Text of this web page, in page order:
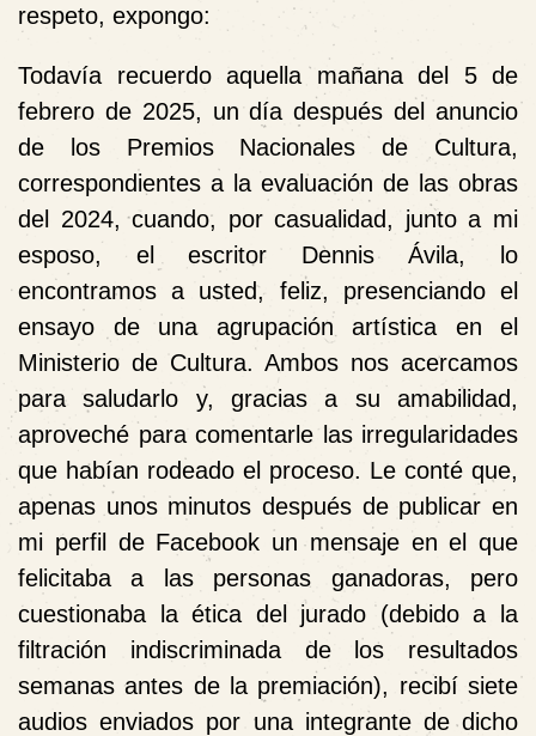
respeto, expongo:
Todavía recuerdo aquella mañana del 5 de
febrero de 2025, un día después del anuncio
de los Premios Nacionales de Cultura,
correspondientes a la evaluación de las obras
del 2024, cuando, por casualidad, junto a mi
esposo, el escritor Dennis Ávila, lo
encontramos a usted, feliz, presenciando el
ensayo de una agrupación artística en el
Ministerio de Cultura. Ambos nos acercamos
para saludarlo y, gracias a su amabilidad,
aproveché para comentarle las irregularidades
que habían rodeado el proceso. Le conté que,
apenas unos minutos después de publicar en
mi perfil de Facebook un mensaje en el que
felicitaba a las personas ganadoras, pero
cuestionaba la ética del jurado (debido a la
filtración indiscriminada de los resultados
semanas antes de la premiación), recibí siete
audios enviados por una integrante de dicho